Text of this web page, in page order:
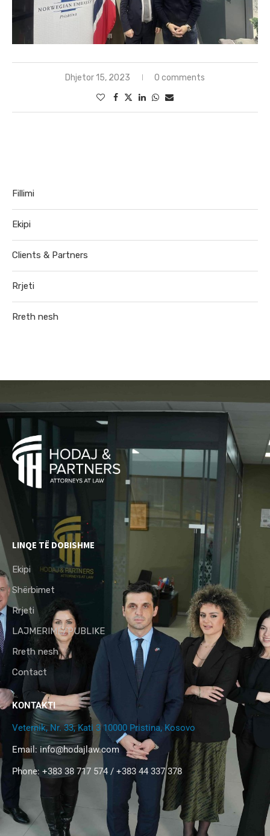
Dhjetor 15, 2023 0 comments
Fillimi
Ekipi
Clients & Partners
Rrjeti
Rreth nesh
LINQE TË DOBISHME
Ekipi
Shërbimet
Rrjeti
LAJMERIME/PUBLIKE
Rreth nesh
Contact
KONTAKTI
Veternik, Nr. 33, Kati 3 10000 Pristina, Kosovo
Email: info@hodajlaw.com
Phone: +383 38 717 574 / +383 44 337 378